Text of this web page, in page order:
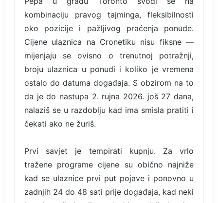
kombinaciju pravog tajminga, fleksibilnosti
oko pozicije i pažljivog praćenja ponude.
Cijene ulaznica na Cronetiku nisu fiksne —
mijenjaju se ovisno o trenutnoj potražnji,
broju ulaznica u ponudi i koliko je vremena
ostalo do datuma događaja. S obzirom na to
da je do nastupa 2. rujna 2026. još 27 dana,
nalaziš se u razdoblju kad ima smisla pratiti i
čekati ako ne žuriš.
Prvi savjet je tempirati kupnju. Za vrlo
tražene programe cijene su obično najniže
kad se ulaznice prvi put pojave i ponovno u
zadnjih 24 do 48 sati prije događaja, kad neki